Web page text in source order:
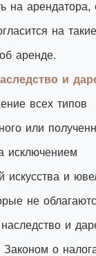
на арендатора,
на
аренде.
и
всех типов
или
исключением
искусства и
не
и
Законом о